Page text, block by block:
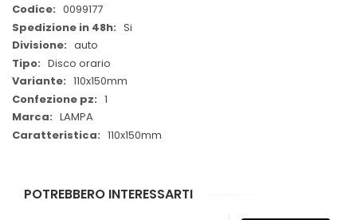
Maggiori
Informazioni
0099177
Si
auto
Disco orario
110x150mm
1
LAMPA
110x150mm
POTREBBERO INTERESSARTI